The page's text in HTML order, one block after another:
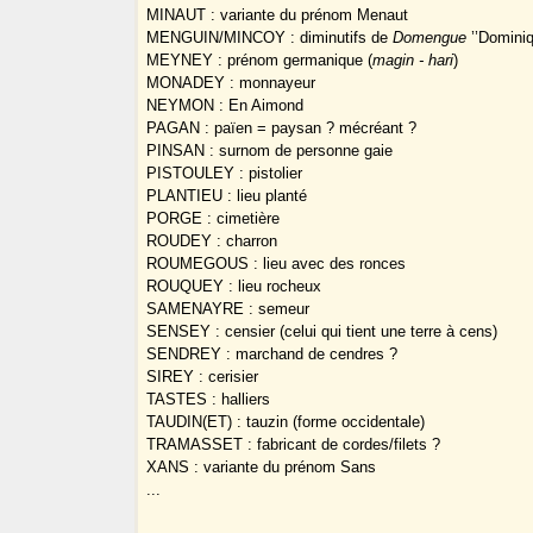
MINAUT : variante du prénom Menaut
MENGUIN/MINCOY : diminutifs deDomengue
MEYNEY : prénom germanique (magin - hari)
MONADEY : monnayeur
NEYMON : En Aimond
PAGAN : païen = paysan ? mécréant ?
PINSAN : surnom de personne gaie
PISTOULEY : pistolier
PLANTIEU : lieu planté
PORGE : cimetière
ROUDEY : charron
ROUMEGOUS : lieu avec des ronces
ROUQUEY : lieu rocheux
SAMENAYRE : semeur
SENSEY : censier (celui qui tient une terre à cens)
SENDREY : marchand de cendres ?
SIREY : cerisier
TASTES : halliers
TAUDIN(ET) : tauzin (forme occidentale)
TRAMASSET : fabricant de cordes/filets ?
XANS : variante du prénom Sans
...